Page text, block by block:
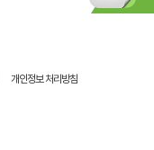
개인정보 처리방침